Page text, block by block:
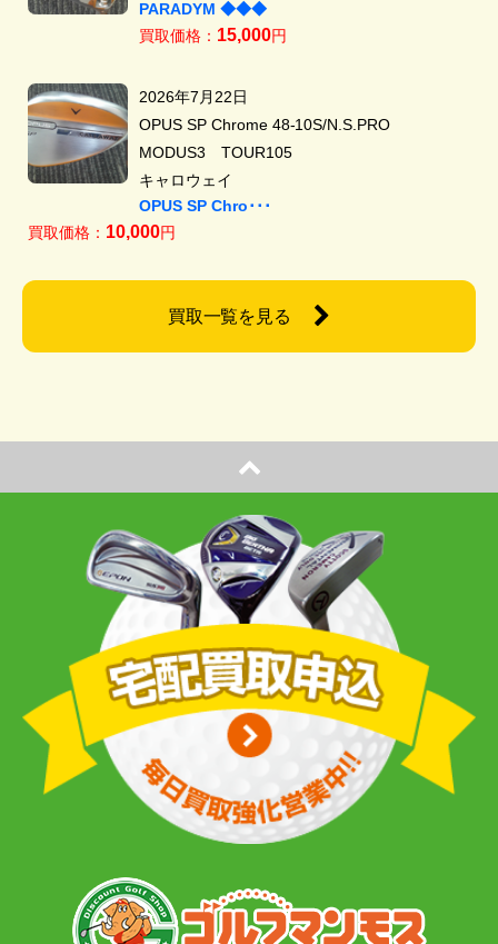
PARADYM ◆◆◆
買取価格： 15,000円
2026年7月22日
OPUS SP Chrome 48-10S/N.S.PRO
MODUS3 TOUR105
キャロウェイ
OPUS SP Chro･･･
買取価格： 10,000円
買取一覧を見る